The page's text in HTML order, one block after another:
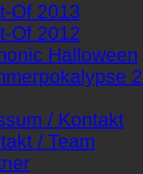
Of 2013
Of 2012
Halloween
/ Kontakt
/ Team